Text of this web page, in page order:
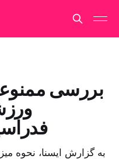
بررسی
به گزارش ایسنا، نحوه